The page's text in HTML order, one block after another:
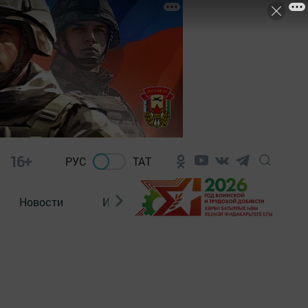
16+ РУС ТАТ
Новости Из зала суда